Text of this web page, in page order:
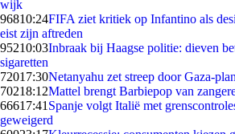
wijk
96810:24FIFA ziet kritiek op Infantino als
eist zijn aftreden
95210:03Inbraak bij Haagse politie: dieven
sigaretten
72017:30Netanyahu zet streep door Gaza-
70218:12Mattel brengt Barbiepop van
66617:41 Spanje volgt Italië met
geweigerd